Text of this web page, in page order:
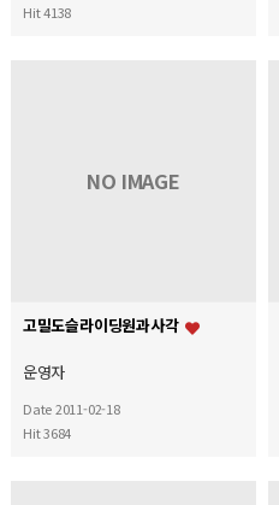
Hit 4138
NO IMAGE
고밀도슬라이딩원과사각
운영자
Date 2011-02-18
Hit 3684